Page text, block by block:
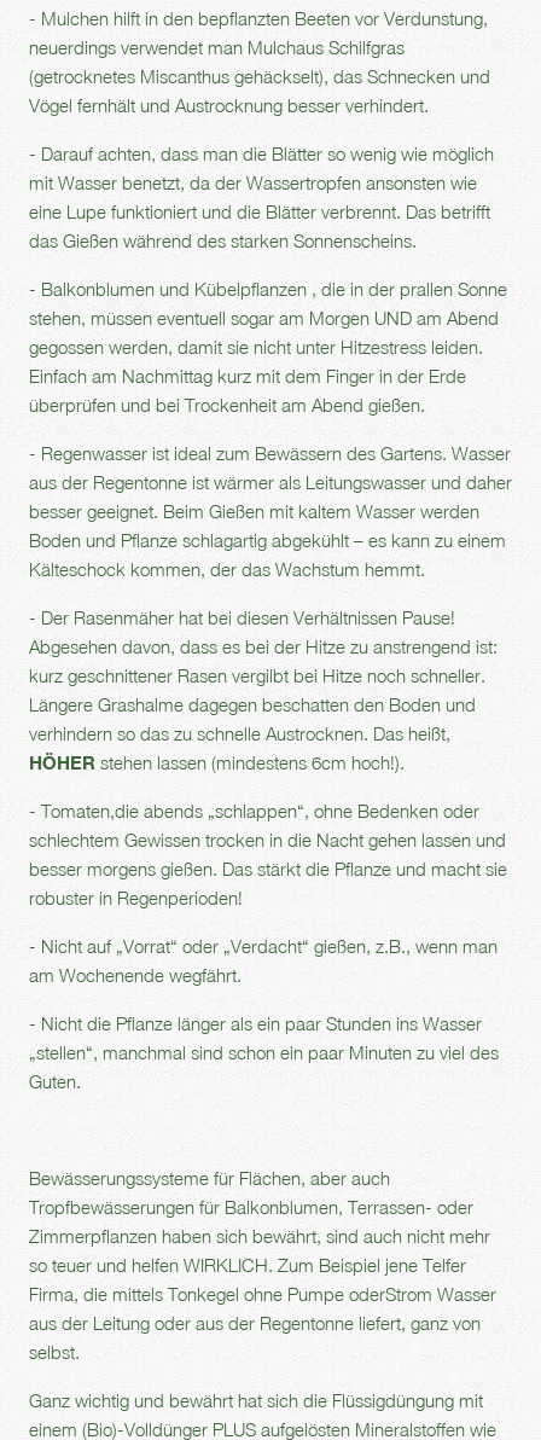
- Mulchen hilft in den bepflanzten Beeten vor Verdunstung,
neuerdings verwendet man Mulchaus Schilfgras
(getrocknetes Miscanthus gehäckselt), das Schnecken und
Vögel fernhält und Austrocknung besser verhindert.
- Darauf achten, dass man die Blätter so wenig wie möglich
mit Wasser benetzt, da der Wassertropfen ansonsten wie
eine Lupe funktioniert und die Blätter verbrennt. Das betrifft
das Gießen während des starken Sonnenscheins.
- Balkonblumen und Kübelpflanzen , die in der prallen Sonne
stehen, müssen eventuell sogar am Morgen UND am Abend
gegossen werden, damit sie nicht unter Hitzestress leiden.
Einfach am Nachmittag kurz mit dem Finger in der Erde
überprüfen und bei Trockenheit am Abend gießen.
- Regenwasser ist ideal zum Bewässern des Gartens. Wasser
aus der Regentonne ist wärmer als Leitungswasser und daher
besser geeignet. Beim Gießen mit kaltem Wasser werden
Boden und Pflanze schlagartig abgekühlt – es kann zu einem
Kälteschock kommen, der das Wachstum hemmt.
- Der Rasenmäher hat bei diesen Verhältnissen Pause!
Abgesehen davon, dass es bei der Hitze zu anstrengend ist:
kurz geschnittener Rasen vergilbt bei Hitze noch schneller.
Längere Grashalme dagegen beschatten den Boden und
verhindern so das zu schnelle Austrocknen. Das heißt,
HÖHER stehen lassen (mindestens 6cm hoch!).
- Tomaten,die abends „schlappen“, ohne Bedenken oder
schlechtem Gewissen trocken in die Nacht gehen lassen und
besser morgens gießen. Das stärkt die Pflanze und macht sie
robuster in Regenperioden!
- Nicht auf „Vorrat“ oder „Verdacht“ gießen, z.B., wenn man
am Wochenende wegfährt.
- Nicht die Pflanze länger als ein paar Stunden ins Wasser
„stellen“, manchmal sind schon ein paar Minuten zu viel des
Guten.
Bewässerungssysteme für Flächen, aber auch
Tropfbewässerungen für Balkonblumen, Terrassen- oder
Zimmerpflanzen haben sich bewährt, sind auch nicht mehr
so teuer und helfen WIRKLICH. Zum Beispiel jene Telfer
Firma, die mittels Tonkegel ohne Pumpe oderStrom Wasser
aus der Leitung oder aus der Regentonne liefert, ganz von
selbst.
Ganz wichtig und bewährt hat sich die Flüssigdüngung mit
einem (Bio)-Volldünger PLUS aufgelösten Mineralstoffen wie